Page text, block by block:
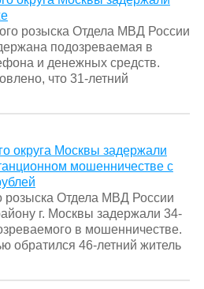
розыска Отдела МВД России
подозреваемая в
и денежных средств.
что 31-летний
округа Москвы задержали
мошенничестве с
розыска Отдела МВД России
г. Москвы задержали 34-
в мошенничестве.
обратился 46-летний житель